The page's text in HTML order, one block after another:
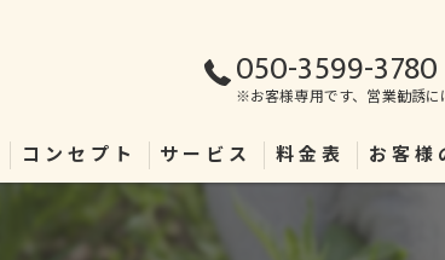
050-3599-3780
※お客様専用です、営業勧誘
コンセプト サービス 料金表 お客様